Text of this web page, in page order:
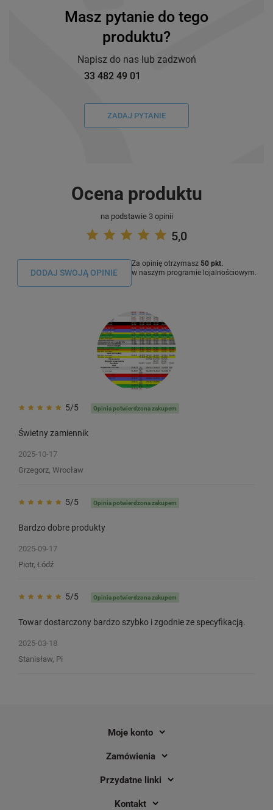
Masz pytanie do tego
produktu?
Napisz do nas lub zadzwoń
33 482 49 01
ZADAJ PYTANIE
Ocena produktu
na podstawie 3 opinii
5,0
DODAJ SWOJĄ OPINIE
Za opinię otrzymasz 50 pkt.
w naszym programie lojalnościowym.
5/5 Opinia potwierdzona zakupem
Świetny zamiennik
2025-10-17
Grzegorz, Wrocław
5/5 Opinia potwierdzona zakupem
Bardzo dobre produkty
2025-09-17
Piotr, Łódź
5/5 Opinia potwierdzona zakupem
Towar dostarczony bardzo szybko i zgodnie ze specyfikacją.
2025-03-18
Stanisław, Pi
Moje konto
Zamówienia
Przydatne linki
Kontakt